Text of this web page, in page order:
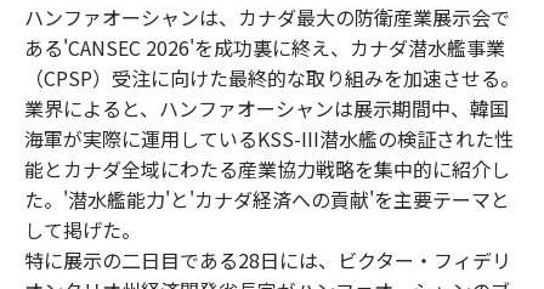
ハンファオーシャンは、カナダ最大の防衛産業展示会で
ある'CANSEC 2026'を成功裏に終え、カナダ潜水艦事業
（CPSP）受注に向けた最終的な取り組みを加速させる。
業界によると、ハンファオーシャンは展示期間中、韓国
海軍が実際に運用しているKSS-III潜水艦の検証された性
能とカナダ全域にわたる産業協力戦略を集中的に紹介し
た。'潜水艦能力'と'カナダ経済への貢献'を主要テーマと
して掲げた。
特に展示の二日目である28日には、ビクター・フィデリ